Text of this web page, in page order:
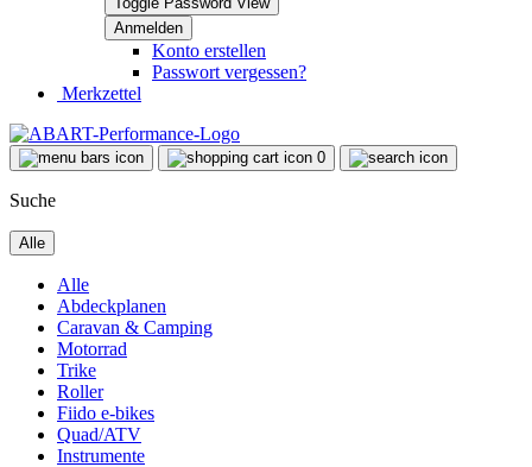
Konto erstellen
Passwort vergessen?
Merkzettel
0
Suche
Alle
Alle
Abdeckplanen
Caravan & Camping
Motorrad
Trike
Roller
Fiido e-bikes
Quad/ATV
Instrumente